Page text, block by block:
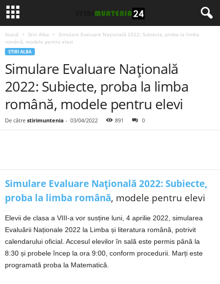
Acasă Stiri Alba
Simulare Evaluare Națională 2022: Subiecte, proba la limba
română, modele pentru elevi
STIRI ALBA
Simulare Evaluare Națională
2022: Subiecte, proba la limba
română, modele pentru elevi
De către stirimuntenia - 03/04/2022 891 0
Simulare Evaluare Națională 2022: Subiecte,
proba la limba română, modele pentru elevi
Elevii de clasa a VIII-a vor susține luni, 4 aprilie 2022, simularea
Evaluării Naționale 2022 la Limba și literatura română, potrivit
calendarului oficial. Accesul elevilor în sală este permis până la
8:30 și probele încep la ora 9:00, conform procedurii. Marți este
programată proba la Matematică.